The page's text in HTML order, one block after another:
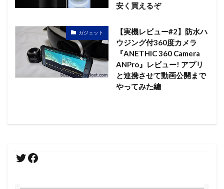
安く買えるぞ
ガジェット
【実機レビュー#2】防水ハ
ウジング付360度カメラ
『ANETHIC 360 Camera
ANPro』レビュー! アプリ
と連携させて動画公開まで
やってみた編